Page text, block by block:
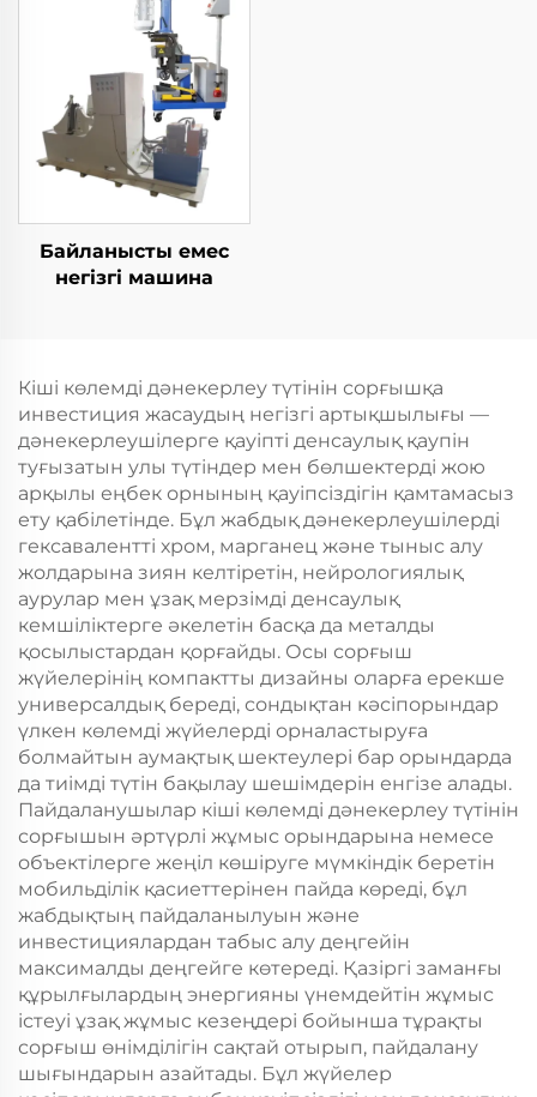
Байланысты емес
негізгі машина
Кіші көлемді дәнекерлеу түтінін сорғышқа
инвестиция жасаудың негізгі артықшылығы —
дәнекерлеушілерге қауіпті денсаулық қаупін
туғызатын улы түтіндер мен бөлшектерді жою
арқылы еңбек орнының қауіпсіздігін қамтамасыз
ету қабілетінде. Бұл жабдық дәнекерлеушілерді
гексавалентті хром, марганец және тыныс алу
жолдарына зиян келтіретін, нейрологиялық
аурулар мен ұзақ мерзімді денсаулық
кемшіліктерге әкелетін басқа да металды
қосылыстардан қорғайды. Осы сорғыш
жүйелерінің компактты дизайны оларға ерекше
универсалдық береді, сондықтан кәсіпорындар
үлкен көлемді жүйелерді орналастыруға
болмайтын аумақтық шектеулері бар орындарда
да тиімді түтін бақылау шешімдерін енгізе алады.
Пайдаланушылар кіші көлемді дәнекерлеу түтінін
сорғышын әртүрлі жұмыс орындарына немесе
объектілерге жеңіл көшіруге мүмкіндік беретін
мобильділік қасиеттерінен пайда көреді, бұл
жабдықтың пайдаланылуын және
инвестициялардан табыс алу деңгейін
максималды деңгейге көтереді. Қазіргі заманғы
құрылғылардың энергияны үнемдейтін жұмыс
істеуі ұзақ жұмыс кезеңдері бойынша тұрақты
сорғыш өнімділігін сақтай отырып, пайдалану
шығындарын азайтады. Бұл жүйелер